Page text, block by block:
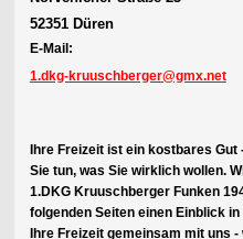
52351 Düren
E-Mail:
1.dkg-kruuschberger@gmx.net
Ihre Freizeit ist ein kostbares
Sie tun, was Sie wirklich wollen.
1.DKG Kruuschberger Funken
folgenden Seiten einen Einblick
Ihre Freizeit gemeinsam mit uns